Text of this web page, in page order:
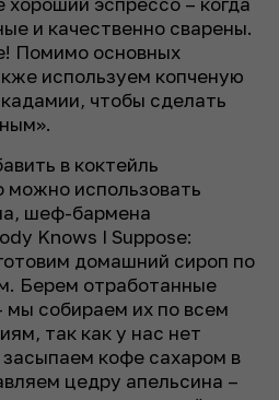
и качественно сварены.
Помимо основных
используем копченую
чтобы сделать
в коктейль
можно использовать
шеф-бармена
Knows I Suppose:
домашний сироп по
Берем отработанные
мы собираем их по всем
так как у нас нет
кофе сахаром в
цедру апельсина –